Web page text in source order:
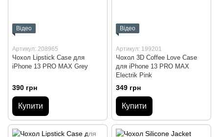
Відео
Артикул: 208965
Чохол Lipstick Case для
iPhone 13 PRO MAX Grey
390 грн
Купити
Відео
Артикул: 199201
Чохол 3D Coffee Love Case
для iPhone 13 PRO MAX
Electrik Pink
349 грн
Купити